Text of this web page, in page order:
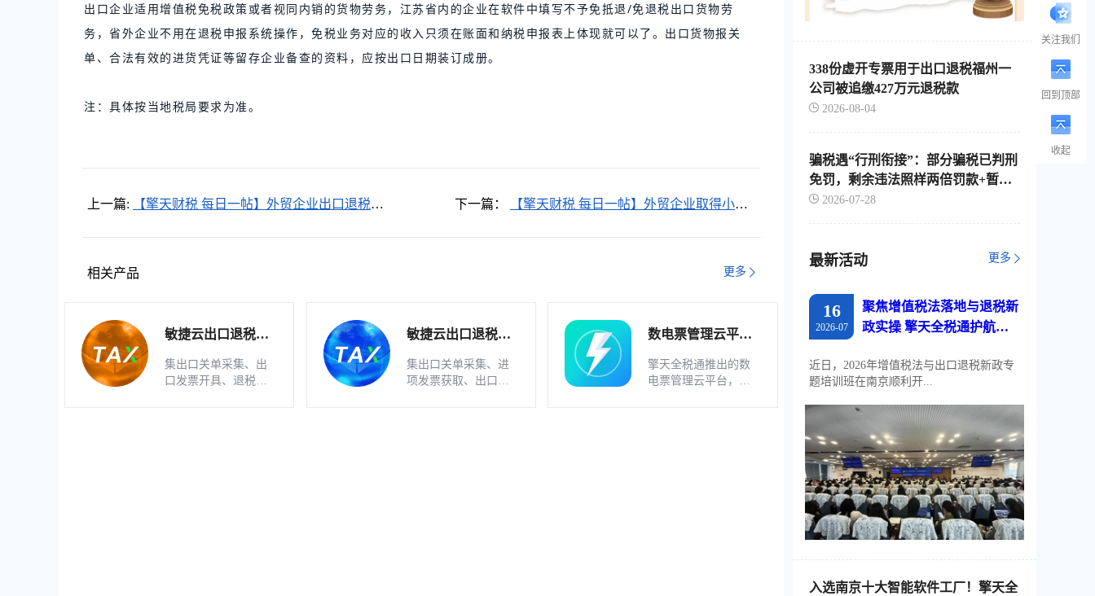
出口企业适用增值税免税政策或者视同内销的货物劳务，江苏省内的企业在软件中填写不予免抵退/免退税出口货物劳
务，省外企业不用在退税申报系统操作，免税业务对应的收入只须在账面和纳税申报表上体现就可以了。出口货物报关
单、合法有效的进货凭证等留存企业备查的资料，应按出口日期装订成册。
注：具体按当地税局要求为准。
上一篇:
【擎天财税 每日一帖】外贸企业出口退税增
下一篇：
【擎天财税 每日一帖】外贸企业取得小规
相关产品 更多
敏捷云出口退税申
集出口关单采集、出
口发票开具、退税明
敏捷云出口退税申
集出口关单采集、进
项发票获取、出口发
数电票管理云平台
业
擎天全税通推出的数
电票管理云平台，是
338份虚开专票用于出口退税福州一
公司被追缴427万元退税款
2026-08-04
骗税遇“行刑衔接”：部分骗税已判刑
免罚，剩余违法照样两倍罚款+暂停
出口退税
2026-07-28
最新活动 更多
16
2026-07
聚焦增值税法落地与退税新
政实操 擎天全税通护航江
近日，2026年增值税法与出口退税新政专
题培训班在南京顺利开...
入选南京十大智能软件工厂！擎天全
关注我们
回到顶部
收起